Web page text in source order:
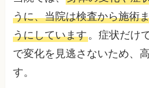
うに、当院は検査から施術
うにしています。症状だけ
で変化を見逃さないため、
す。